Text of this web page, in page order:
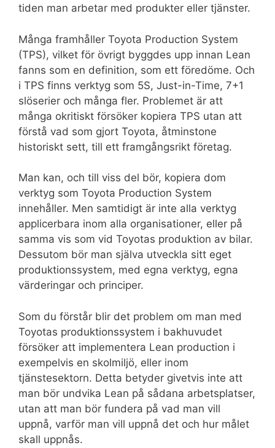
tiden man arbetar med produkter eller tjänster.
Många framhåller Toyota Production System
(TPS), vilket för övrigt byggdes upp innan Lean
fanns som en definition, som ett föredöme. Och
i TPS finns verktyg som 5S, Just-in-Time, 7+1
slöserier och många fler. Problemet är att
många okritiskt försöker kopiera TPS utan att
förstå vad som gjort Toyota, åtminstone
historiskt sett, till ett framgångsrikt företag.
Man kan, och till viss del bör, kopiera dom
verktyg som Toyota Production System
innehåller. Men samtidigt är inte alla verktyg
applicerbara inom alla organisationer, eller på
samma vis som vid Toyotas produktion av bilar.
Dessutom bör man själva utveckla sitt eget
produktionssystem, med egna verktyg, egna
värderingar och principer.
Som du förstår blir det problem om man med
Toyotas produktionssystem i bakhuvudet
försöker att implementera Lean production i
exempelvis en skolmiljö, eller inom
tjänstesektorn. Detta betyder givetvis inte att
man bör undvika Lean på sådana arbetsplatser,
utan att man bör fundera på vad man vill
uppnå, varför man vill uppnå det och hur målet
skall uppnås.